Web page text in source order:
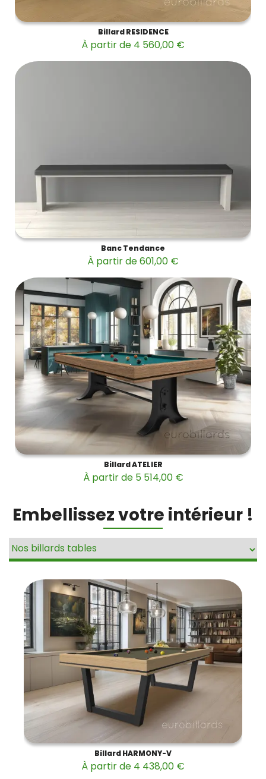
Billard RESIDENCE
À partir de 4 560,00 €
Banc Tendance
À partir de 601,00 €
Billard ATELIER
À partir de 5 514,00 €
Embellissez votre intérieur !
Billard HARMONY-V
À partir de 4 438,00 €